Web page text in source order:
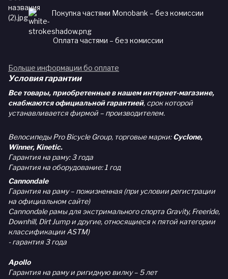
Покупка частями Monobank – без комиссии
Оплата частями – без комиссии
Больше информации бо оплате
Условия гарантии
Все товары, приобретенные в нашем интернет-магазине,
снабжаются официальной гарантией, срок которой
устанавливается фирмой – производителем.
Велосипеды Pro Bicycle Group, торговые марки:Cyclone,
Winner, Kinetic.
Гарантия на раму: 3 года
Гарантия на оборудование: 1 год
Cannondale
Гарантия на раму – пожизненная (при условии регистрации
на официальном сайте)
Cannondale рамы для экстримального спорта Gravity, Freeride,
Downhill, Dirt Jump и другие, относящиеся к пятой категории
классификации ASTM)
- гарантия 3 года
Apollo
Гарантия на раму и ригидную вилку – 5 лет